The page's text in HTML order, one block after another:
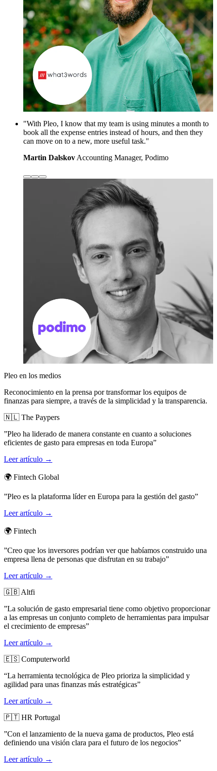
"With Pleo, I know that my team is using minutes a month to
book all the expense entries instead of hours, and then they
can move on to a new, more useful task."
Martin Dalskov Accounting Manager, Podimo
Pleo en los medios
Reconocimiento en la prensa por transformar los equipos de
finanzas para siempre, a través de la simplicidad y la transparencia.
🇳🇱 The Paypers
”Pleo ha liderado de manera constante en cuanto a soluciones
eficientes de gasto para empresas en toda Europa”
Leer artículo →
🌍 Fintech Global
”Pleo es la plataforma líder en Europa para la gestión del gasto”
Leer artículo →
🌍 Fintech
”Creo que los inversores podrían ver que habíamos construido una
empresa llena de personas que disfrutan en su trabajo”
Leer artículo →
🇬🇧 Altfi
”La solución de gasto empresarial tiene como objetivo proporcionar
a las empresas un conjunto completo de herramientas para impulsar
el crecimiento de empresas”
Leer artículo →
🇪🇸 Computerworld
“La herramienta tecnológica de Pleo prioriza la simplicidad y
agilidad para unas finanzas más estratégicas”
Leer artículo →
🇵🇹 HR Portugal
”Con el lanzamiento de la nueva gama de productos, Pleo está
definiendo una visión clara para el futuro de los negocios”
Leer artículo →